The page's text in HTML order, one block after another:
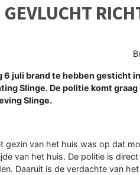
6 juli brand te hebben gesticht
Slinge. De politie komt graag
Slinge.
gezin van het huis was op dat
van het huis. De politie is direct
Daaruit is de verdachte van